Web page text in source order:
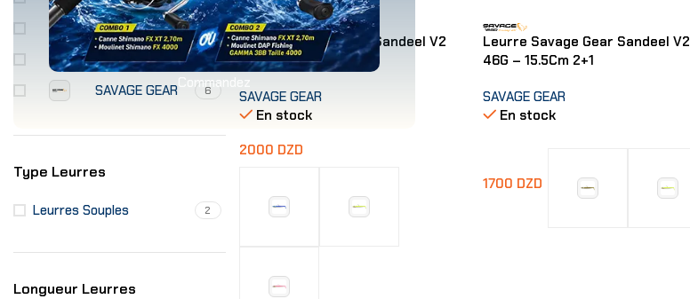
Commandez
SAKURA 1
BIWAA
SAVAGE GEAR 6
Type Leurres
Leurres Souples 2
Longueur Leurres
Leurre Savage Gear Sandeel V2
65G – 17.5Cm 2+1
SAVAGE GEAR
En stock
2000 DZD
Leurre Savage Gear Sandeel V2
46G – 15.5Cm 2+1
SAVAGE GEAR
En stock
1700 DZD